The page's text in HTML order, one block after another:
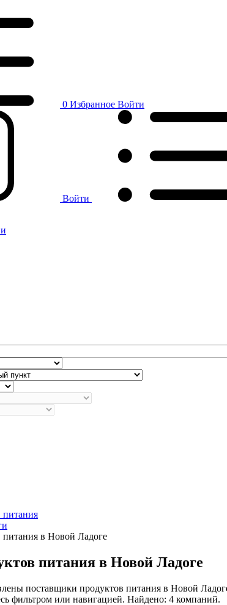
0 Избранное Войти
Войти
питания
в Новой Ладоге
питания в Новой Ладоге
поставщики продуктов питания в Новой
фильтром или навигацией. Найдено: 4 компаний.